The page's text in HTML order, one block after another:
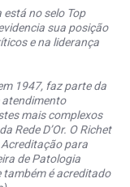
no selo Top
sua posição
e na liderança
1947, faz parte da
atendimento
mais complexos
Rede D’Or. O Richet
para
de Patologia
é acreditado